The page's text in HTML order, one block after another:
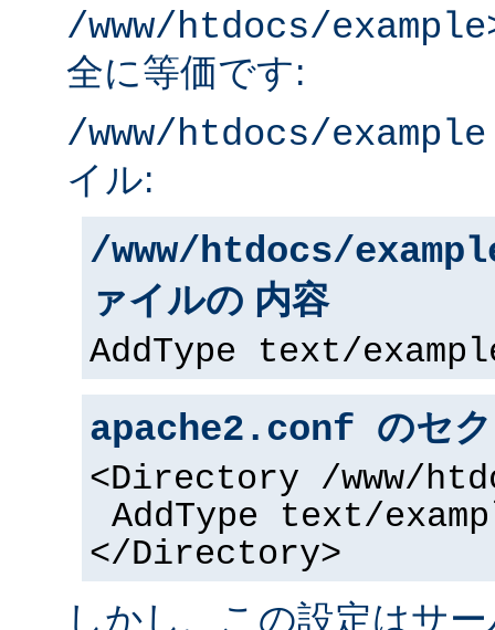
/www/htdocs/
全に等価です:
/www/htdocs/example
イル:
/www/htdocs/
ァイルの 内容
AddType text/
apache2.conf のセク
<Directory /www/
AddType text/
</Directory>
しかし、この設定はサ